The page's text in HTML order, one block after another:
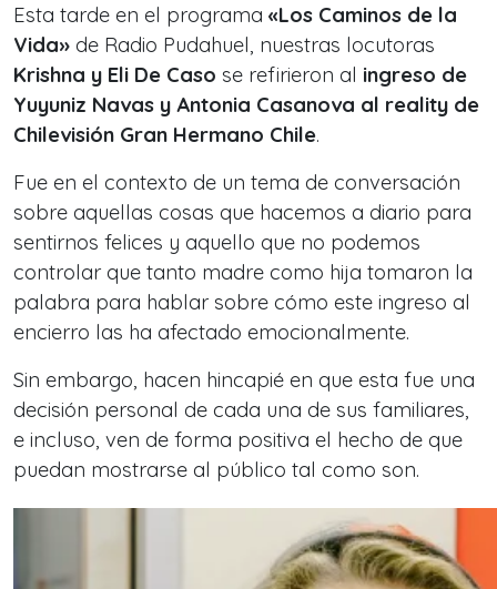
Esta tarde en el programa «Los Caminos de la
Vida» de Radio Pudahuel, nuestras locutoras
Krishna y Eli De Caso se refirieron al ingreso de
Yuyuniz Navas y Antonia Casanova al reality de
Chilevisión Gran Hermano Chile.
Fue en el contexto de un tema de conversación
sobre aquellas cosas que hacemos a diario para
sentirnos felices y aquello que no podemos
controlar que tanto madre como hija tomaron la
palabra para hablar sobre cómo este ingreso al
encierro las ha afectado emocionalmente.
Sin embargo, hacen hincapié en que esta fue una
decisión personal de cada una de sus familiares,
e incluso, ven de forma positiva el hecho de que
puedan mostrarse al público tal como son.